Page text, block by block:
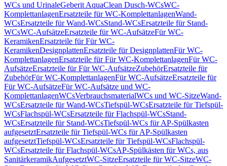
WCs und UrinaleGeberit AquaClean Dusch-WCsWC-
KomplettanlagenErsatzteile für WC-KomplettanlagenWand-
WCsErsatzteile für Wand-WCsStand-WCsErsatzteile für Stand-
WCsWC-AufsätzeErsatzteile für WC-AufsätzeFür WC-
KeramikenErsatzteile für Für WC-
KeramikenDesignplattenErsatzteile für DesignplattenFür WC-
KomplettanlagenErsatzteile für Für WC-KomplettanlagenFür WC-
AufsätzeErsatzteile für Für WC-AufsätzeZubehörErsatzteile für
ZubehörFür WC-KomplettanlagenFür WC-AufsätzeErsatzteile für
Für WC-AufsätzeFür WC-Aufsätze und WC-
KomplettanlagenWCsVerbrauchsmaterialWCs und WC-SitzeWand-
WCsErsatzteile für Wand-WCsTiefspül-WCsErsatzteile für Tiefspül-
WCsFlachspül-WCsErsatzteile für Flachspül-WCsStand-
WCsErsatzteile für Stand-WCsTiefspül-WCs für AP-Spülkasten
aufgesetztErsatzteile für Tiefspül-WCs für AP-Spülkasten
aufgesetztTiefspül-WCsErsatzteile für Tiefspül-WCsFlachspül-
WCsErsatzteile für Flachspül-WCsAP-Spülkästen für WCs, aus
SanitärkeramikAufgesetztWC-SitzeErsatzteile für WC-SitzeWC-